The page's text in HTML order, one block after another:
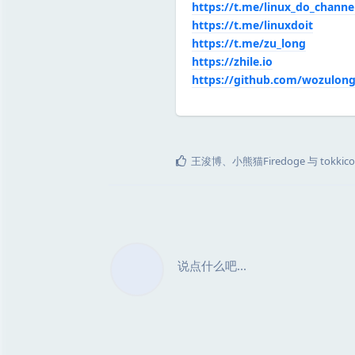
https://t.me/
https://t.me/linuxdoit
https://t.me/zu_long
https://zhile.io
https://github.com/wozulong
王浚博、 小熊猫Firedoge与
说点什么吧...